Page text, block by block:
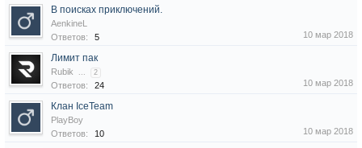
В поисках приключений.
AenkineL
Ответов:
5 10 мар 2018
Лимит пак
Rubik ... 2
Ответов: 24 10 мар 2018
Клан IceTeam
PlayBoy
Ответов:
10 10 мар 2018